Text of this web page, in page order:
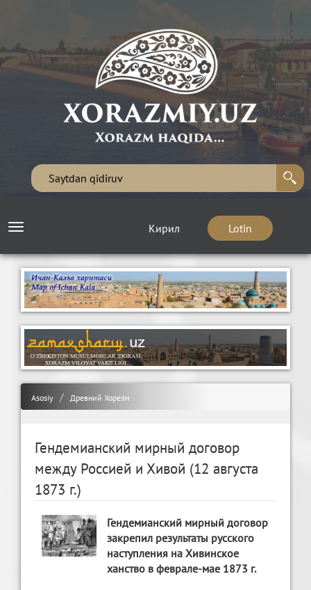
Кирил Lotin
Toggle
Asosiy Древний Хорезм
Гендемианский мирный договор
между Россией и Хивой (12 августа
1873 г.)
Гендемианский мирный договор
закрепил результаты русского
наступления на Хивинское
ханство в феврале-мае 1873 г.